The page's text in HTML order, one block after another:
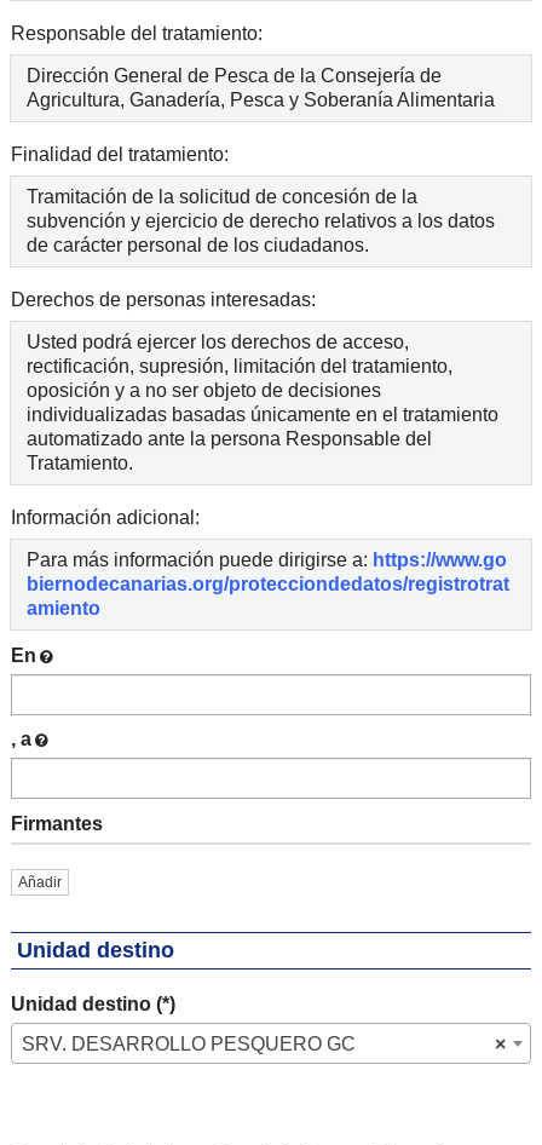
Responsable del tratamiento:
Dirección General de Pesca de la Consejería de
Agricultura, Ganadería, Pesca y Soberanía Alimentaria
Finalidad del tratamiento:
Tramitación de la solicitud de concesión de la
subvención y ejercicio de derecho relativos a los datos
de carácter personal de los ciudadanos.
Derechos de personas interesadas:
Usted podrá ejercer los derechos de acceso,
rectificación, supresión, limitación del tratamiento,
oposición y a no ser objeto de decisiones
individualizadas basadas únicamente en el tratamiento
automatizado ante la persona Responsable del
Tratamiento.
Información adicional:
Para más información puede dirigirse a: https://www.go
biernodecanarias.org/protecciondedatos/registrotrat
amiento
En
, a
Firmantes
Añadir
Unidad destino
Unidad destino (*)
×
SRV. DESARROLLO PESQUERO GC